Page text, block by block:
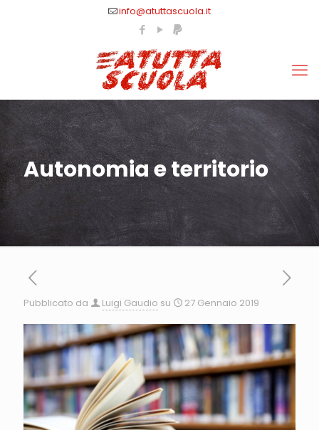
info@atuttascuola.it
Autonomia e territorio
Pubblicato da Luigi Gaudio su 27 Gennaio 2019